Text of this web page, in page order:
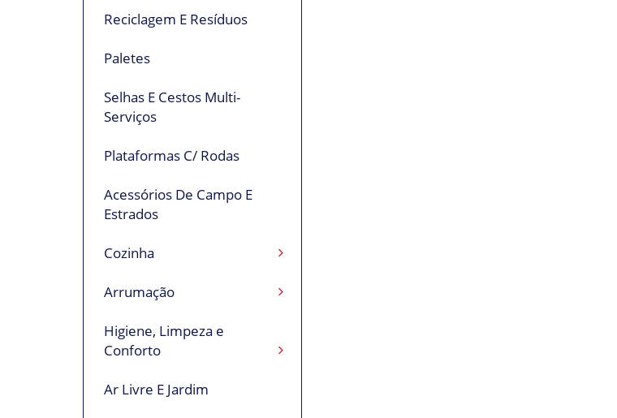
Reciclagem E Resíduos
Paletes
Selhas E Cestos Multi-
Serviços
Plataformas C/ Rodas
Acessórios De Campo E
Estrados
Cozinha
Arrumação
Higiene, Limpeza e
Conforto
Ar Livre E Jardim